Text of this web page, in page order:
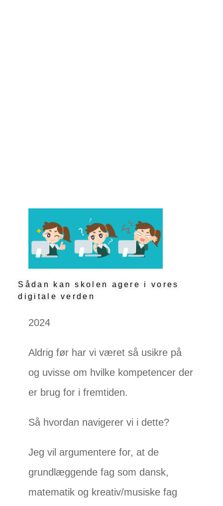
Sådan kan skolen agere i vores
digitale verden
2024
Aldrig før har vi været så usikre på
og uvisse om hvilke kompetencer der
er brug for i fremtiden.
Så hvordan navigerer vi i dette?
Jeg vil argumentere for, at de
grundlæggende fag som dansk,
matematik og kreativ/musiske fag